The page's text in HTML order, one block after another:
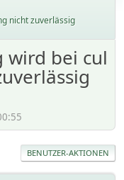
nicht zuverlässig
wird bei cul
BENUTZER-AKTIONEN